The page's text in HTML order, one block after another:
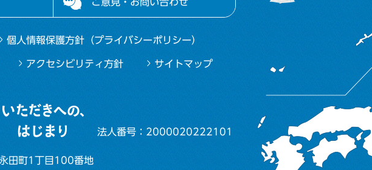
ご意見・お問い合わせ
個人情報保護方針（プライバシーポリシー）
アクセシビリティ方針 サイトマップ
法人番号：2000020222101
田町1丁目100番地